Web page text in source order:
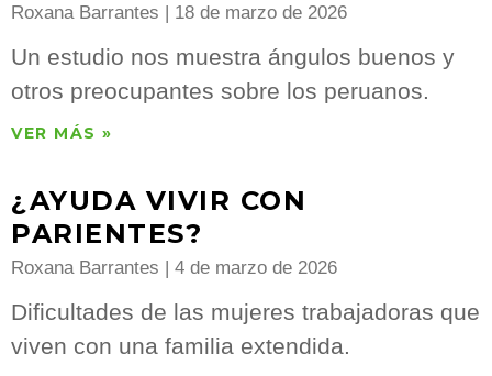
Roxana Barrantes 18 de marzo de 2026
Un estudio nos muestra ángulos buenos y
otros preocupantes sobre los peruanos.
VER MÁS »
¿AYUDA VIVIR CON
PARIENTES?
Roxana Barrantes 4 de marzo de 2026
Dificultades de las mujeres trabajadoras que
viven con una familia extendida.